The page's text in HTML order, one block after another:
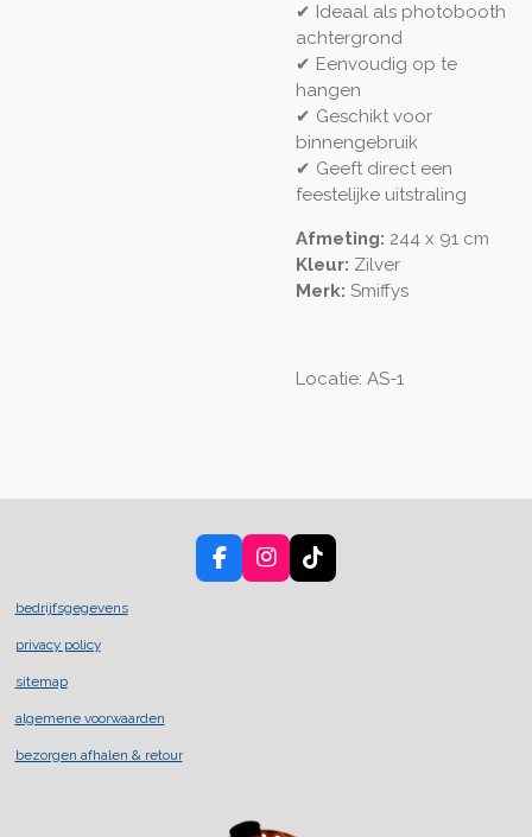
✔ Ideaal als photobooth
achtergrond
✔ Eenvoudig op te
hangen
✔ Geschikt voor
binnengebruik
✔ Geeft direct een
feestelijke uitstraling
Afmeting: 244 x 91 cm
Kleur: Zilver
Merk: Smiffys
Locatie: AS-1
F
a
I
n
T
i
bedrijfsgegevens
privacy policy
sitemap
algemene voorwaarden
bezorgen afhalen & retour